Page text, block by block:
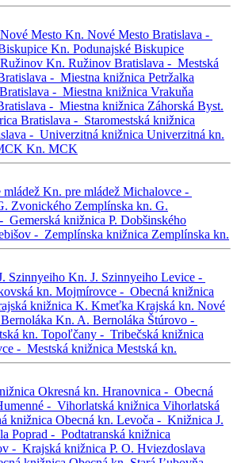
Mesto Kn. Nové Mesto Bratislava -
Kn. Podunajské Biskupice
Kn. Ružinov Bratislava - Mestská
- Miestna knižnica Petržalka
Bratislava - Miestna knižnica Vrakuňa
- Miestna knižnica Záhorská Byst.
Bratislava - Staromestská knižnica
- Univerzitná knižnica Univerzitná kn.
Kn. MCK
Kn. pre mládež Michalovce -
Zvonického Zemplínska kn. G.
Gemerská knižnica P. Dobšinského
- Zemplínska knižnica Zemplínska kn.
Szinnyeiho Kn. J. Szinnyeiho Levice -
kn. Mojmírovce - Obecná knižnica
knižnica K. Kmeťka Krajská kn. Nové
Kn. A. Bernoláka Štúrovo -
kn. Topoľčany - Tribečská knižnica
- Mestská knižnica Mestská kn.
Okresná kn. Hranovnica - Obecná
- Vihorlatská knižnica Vihorlatská
knižnica Obecná kn. Levoča - Knižnica J.
Poprad - Podtatranská knižnica
- Krajská knižnica P. O. Hviezdoslava